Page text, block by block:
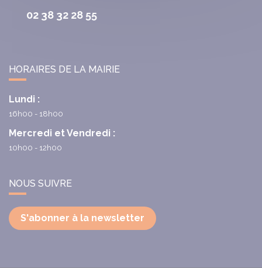
02 38 32 28 55
HORAIRES DE LA MAIRIE
Lundi :
16h00 - 18h00
Mercredi et Vendredi :
10h00 - 12h00
NOUS SUIVRE
S'abonner à la newsletter